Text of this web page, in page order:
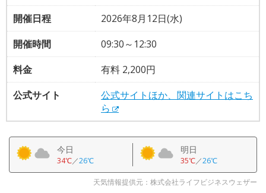
開催日程
2026年8月12日(水)
開催時間
09:30～12:30
料金
有料 2,200円
公式サイト
公式サイトほか、関連サイトはこち
ら
今日
34℃／26℃
明日
35℃／26℃
天気情報提供元：株式会社ライフビジネスウェザー